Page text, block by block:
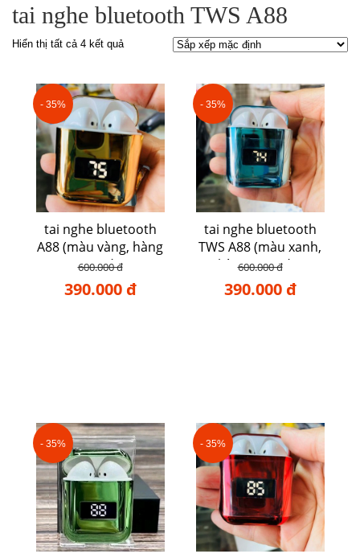
tai nghe bluetooth TWS A88
Hiển thị tất cả 4 kết quả
- 35%
tai nghe bluetooth
A88 (màu vàng, hàng
cao cấp)
600.000 đ
390.000 đ
- 35%
tai nghe bluetooth
TWS A88 (màu xanh,
hàng cao cấp)
600.000 đ
390.000 đ
- 35% - 35%